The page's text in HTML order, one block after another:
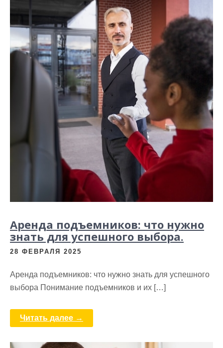
Аренда подъемников: что нужно
знать для успешного выбора.
28 ФЕВРАЛЯ 2025
Аренда подъемников: что нужно знать для успешного
выбора Понимание подъемников и их […]
Читать далее →